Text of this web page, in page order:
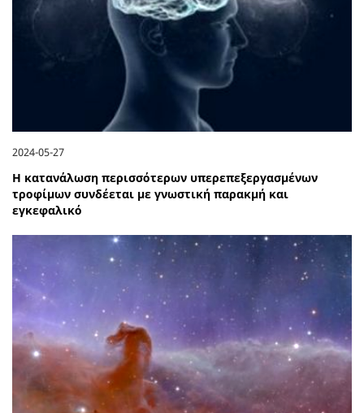
2024-05-27
Η κατανάλωση περισσότερων υπερεπεξεργασμένων
τροφίμων συνδέεται με γνωστική παρακμή και
εγκεφαλικό